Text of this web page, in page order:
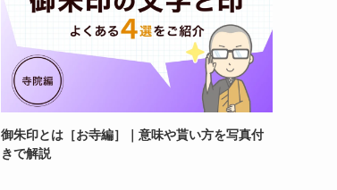
御朱印とは［お寺編］｜意味や貰い方を写真付
きで解説